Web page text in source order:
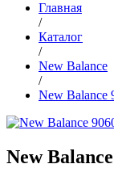
Главная
/
Каталог
/
New Balance
/
New Balance
New